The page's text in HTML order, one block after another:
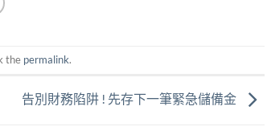
the permalink.
告別財務陷阱 ! 先存下一筆緊急儲備金